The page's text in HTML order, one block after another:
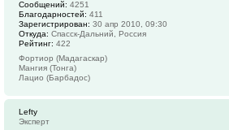
Сообщений: 4251
Благодарностей: 411
Зарегистрирован: 30 апр 2010, 09:30
Откуда: Спасск-Дальний, Россия
Рейтинг: 422
Фортиор (Мадагаскар)
Мангия (Тонга)
Лацио (Барбадос)
Lefty
Эксперт